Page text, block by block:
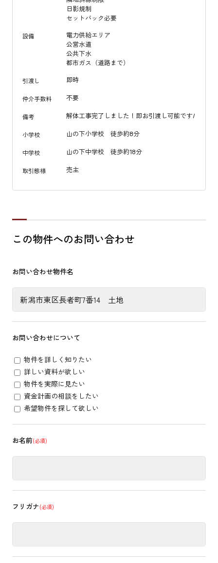
日影規制
セットバック必要
設備
電力供給エリア
公営水道
公共下水
都市ガス（道路まで）
引渡し 即時
仲介手数料 不要
備考 解体工事完了しました！即お引渡し可能です/
小学校 山の下小学校 徒歩約8分
中学校 山の下中学校 徒歩約18分
取引態様 売主
この物件へのお問い合わせ
お問い合わせ物件名
お問い合わせについて
物件を詳しく知りたい
詳しい資料が欲しい
物件を実際に見たい
資金計画の相談をしたい
希望物件を探して欲しい
お名前(必須)
フリガナ(必須)